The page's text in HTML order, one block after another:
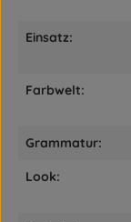
Einsatz:
Farbwelt:
Grammatur:
Look: